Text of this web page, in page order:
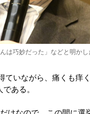
は巧妙だった」などと明か
いながら、痛くも痒
ある。